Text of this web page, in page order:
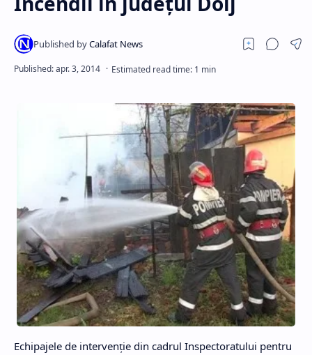
Echipajele de intervenţie din cadrul Inspectoratului pentru